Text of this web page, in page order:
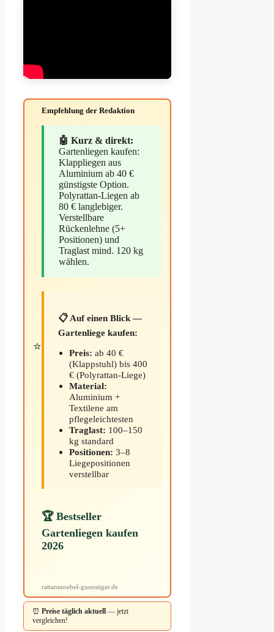
⭐
Empfehlung der Redaktion
🤖 Kurz & direkt:
Gartenliegen kaufen:
Klappliegen aus
Aluminium ab 40 €
günstigste Option.
Polyrattan-Liegen ab
80 € langlebiger.
Verstellbare
Rückenlehne (5+
Positionen) und
Traglast mind. 120 kg
wählen.
📋 Auf einen Blick —
Gartenliege kaufen:
Preis: ab 40 €
(Klappstuhl) bis 400
€ (Polyrattan-Liege)
Material:
Aluminium +
Textilene am
pflegeleichtesten
Traglast: 100–150
kg standard
Positionen: 3–8
Liegepositionen
verstellbar
🏆 Bestseller
Gartenliegen kaufen
2026
rattanmoebel-guenstiger.de
⏰ Preise täglich aktuell — jetzt
vergleichen!